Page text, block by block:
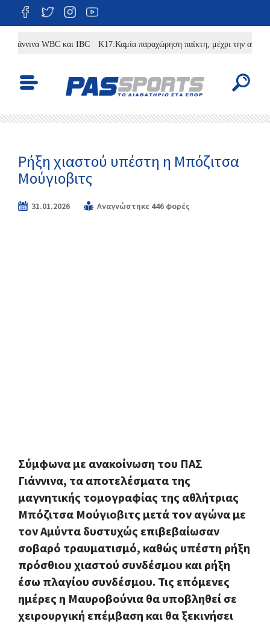
WBC και IBC Κ17:Καμία παραχώρηση παίκτη, μέχρι την απόφαση
Ρήξη χιαστού υπέστη η Μπόζιτσα
Μούγιοβιτς
31.01.2026 Αναγνώστηκε 446 φορές
Σύμφωνα με ανακοίνωση του ΠΑΣ
Γιάννινα, τα αποτελέσματα της
μαγνητικής τομογραφίας της αθλήτριας
Μπόζιτσα Μούγιοβιτς μετά τον αγώνα με
τον Αμύντα δυστυχώς επιβεβαίωσαν
σοβαρό τραυματισμό, καθώς υπέστη ρήξη
πρόσθιου χιαστού συνδέσμου και ρήξη
έσω πλαγίου συνδέσμου. Τις επόμενες
ημέρες η Μαυροβούνια θα υποβληθεί σε
χειρουργική επέμβαση και θα ξεκινήσει